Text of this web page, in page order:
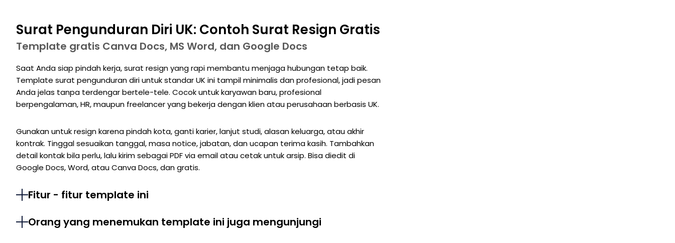
Surat Pengunduran Diri UK: Contoh Surat Resign Gratis
Template gratis Canva Docs, MS Word, dan Google Docs
Saat Anda siap pindah kerja, surat resign yang rapi membantu menjaga hubungan tetap baik.
Template surat pengunduran diri untuk standar UK ini tampil minimalis dan profesional, jadi pesan
Anda jelas tanpa terdengar bertele-tele. Cocok untuk karyawan baru, profesional
berpengalaman, HR, maupun freelancer yang bekerja dengan klien atau perusahaan berbasis UK.
Gunakan untuk resign karena pindah kota, ganti karier, lanjut studi, alasan keluarga, atau akhir
kontrak. Tinggal sesuaikan tanggal, masa notice, jabatan, dan ucapan terima kasih. Tambahkan
detail kontak bila perlu, lalu kirim sebagai PDF via email atau cetak untuk arsip. Bisa diedit di
Google Docs, Word, atau Canva Docs, dan gratis.
Fitur - fitur template ini
Orang yang menemukan template ini juga mengunjungi